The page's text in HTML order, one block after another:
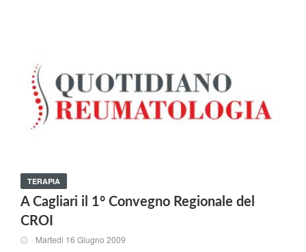
TERAPIA
A Cagliari il 1° Convegno Regionale del
CROI
Martedi 16 Giugno 2009